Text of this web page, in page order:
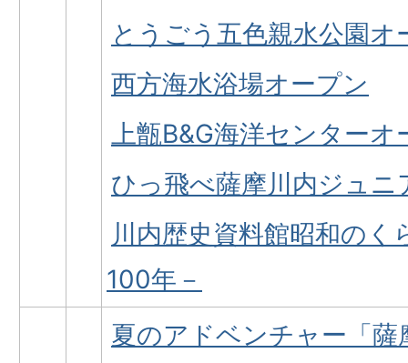
とうごう五色親水公園オ
西方海水浴場オープン
上甑B&G海洋センターオ
ひっ飛べ薩摩川内ジュニ
川内歴史資料館昭和のく
100年－
夏のアドベンチャー「